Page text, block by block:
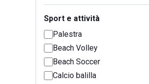
Sport e attività
Palestra
Beach Volley
Beach Soccer
Calcio balilla